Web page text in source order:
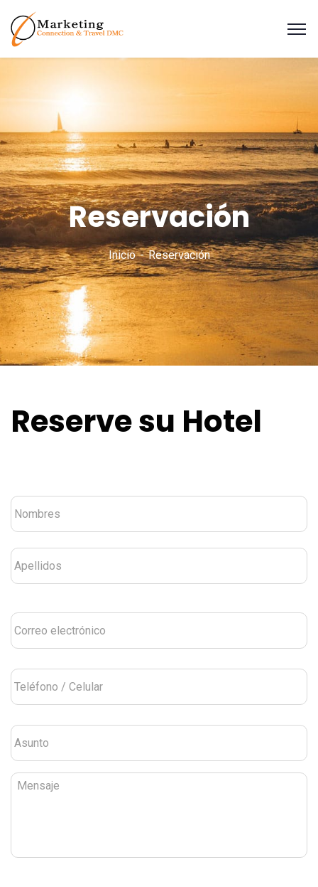
Reservación
Inicio Reservación
Reserve su Hotel
Nombre *
Correo
electrónico *
Teléfono
/
Celular *
Asunto *
Mensaje